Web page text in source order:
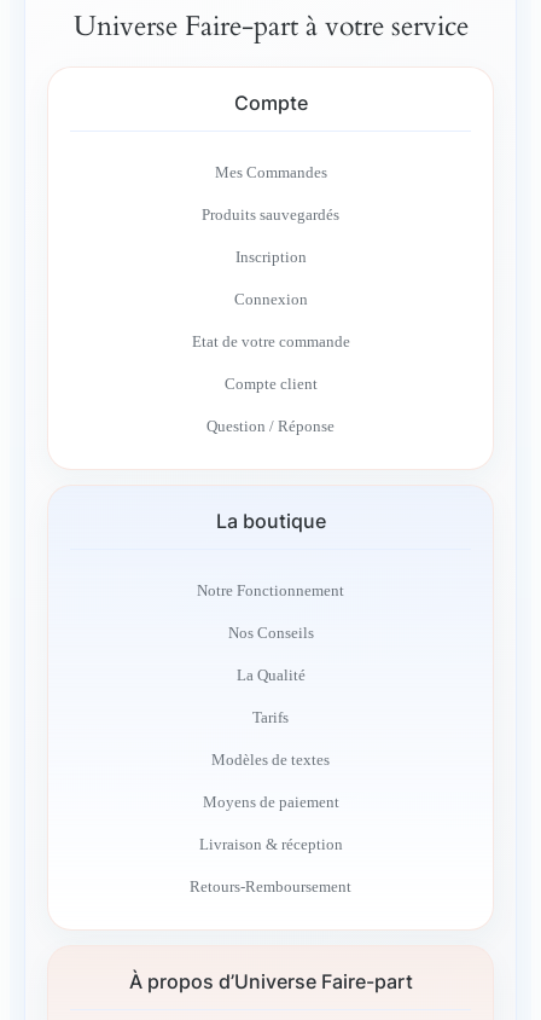
Universe Faire-part à votre service
Compte
Mes Commandes
Produits sauvegardés
Inscription
Connexion
Etat de votre commande
Compte client
Question / Réponse
La boutique
Notre Fonctionnement
Nos Conseils
La Qualité
Tarifs
Modèles de textes
Moyens de paiement
Livraison & réception
Retours-Remboursement
À propos d’Universe Faire-part